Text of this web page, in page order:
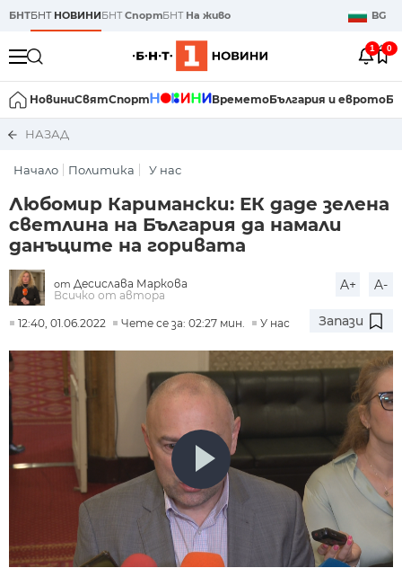
БНТБНТ НОВИНИБНТСпортБНТ На живо BG
1 0
НовиниСвятСпорт ВреметоБългария и еврото
НАЗАД
Начало Политика У нас
Любомир Каримански: ЕК даде зелена
светлина на България да намали
данъците на горивата
от Десислава Маркова
Всичко от автора
A+ A-
12:40, 01.06.2022 Чете се за: 02:27 мин. У нас Запази